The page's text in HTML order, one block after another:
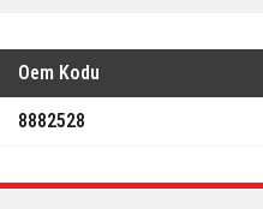
Oem Kodu
8882528